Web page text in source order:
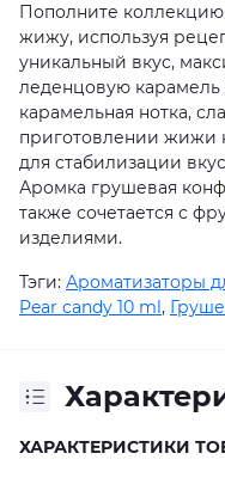
Пополните
жижу, используя
уникальный вкус,
леденцовую карамель
карамельная нотка,
приготовлении жижи
для стабилизации
Аромка грушевая
также сочетается с
изделиями.
Тэги: Ароматизаторы
Pear candy 10 ml,
ХАРАКТЕРИСТИКИ